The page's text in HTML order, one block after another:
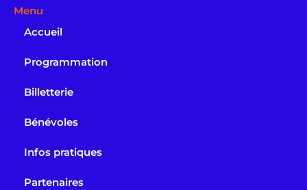
Menu
Accueil
Programmation
Billetterie
Bénévoles
Infos pratiques
Partenaires